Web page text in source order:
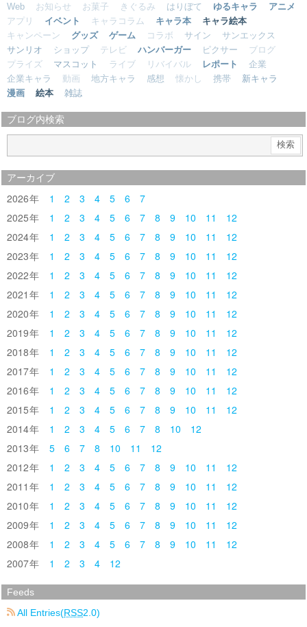
Web
お知らせ お菓子 きぐるみ はりぼて ゆるキャラ
アニメ
アプリ
イベント キャラコラム キャラ本
キャラ絵本
キャンペーン
グッズ ゲーム コラボ サイン
サンエックス
サンリオ
ショップ テレビ ハンバーガー ピクサー
ブログ
プライズ
マスコット ライブ リバイバル レポート
企業
企業キャラ
動画 地方キャラ 感想 懐かし 携帯
新キャラ
漫画
絵本 雑誌
ブログ内検索
アーカイブ
2026 1 2 3 4 5 6
7
2025
1 2 3 4 5 6 7 8 9 10 11
12
2024
1 2 3 4 5 6 7 8 9 10 11
12
2023
1 2 3 4 5 6 7 8 9 10 11
12
2022
1 2 3 4 5 6 7 8 9 10 11
12
2021
1 2 3 4 5 6 7 8 9 10 11
12
2020
1 2 3 4 5 6 7 8 9 10 11
12
2019
1 2 3 4 5 6 7 8 9 10 11
12
2018
1 2 3 4 5 6 7 8 9 10 11
12
2017
1 2 3 4 5 6 7 8 9 10 11
12
2016
1 2 3 4 5 6 7 8 9 10 11
12
2015
1 2 3 4 5 6 7 8 9 10 11
12
2014
1 2 3 4 5 6 7 8 10
12
2013
5 6 7 8 10 11
12
2012
1 2 3 4 5 6 7 8 9 10 11
12
2011
1 2 3 4 5 6 7 8 9 10 11
12
2010
1 2 3 4 5 6 7 8 9 10 11
12
2009
1 2 3 4 5 6 7 8 9 10 11
12
2008
1 2 3 4 5 6 7 8 9 10 11
12
2007
1 2 3 4 12
Feeds
All Entries(RSS2.0)